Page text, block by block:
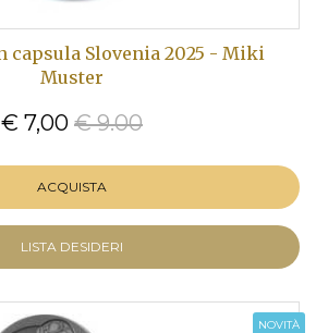
capsula Slovenia 2025 - Miki
Muster
€ 7,00 € 9.00
ACQUISTA
LISTA DESIDERI
NOVITÀ